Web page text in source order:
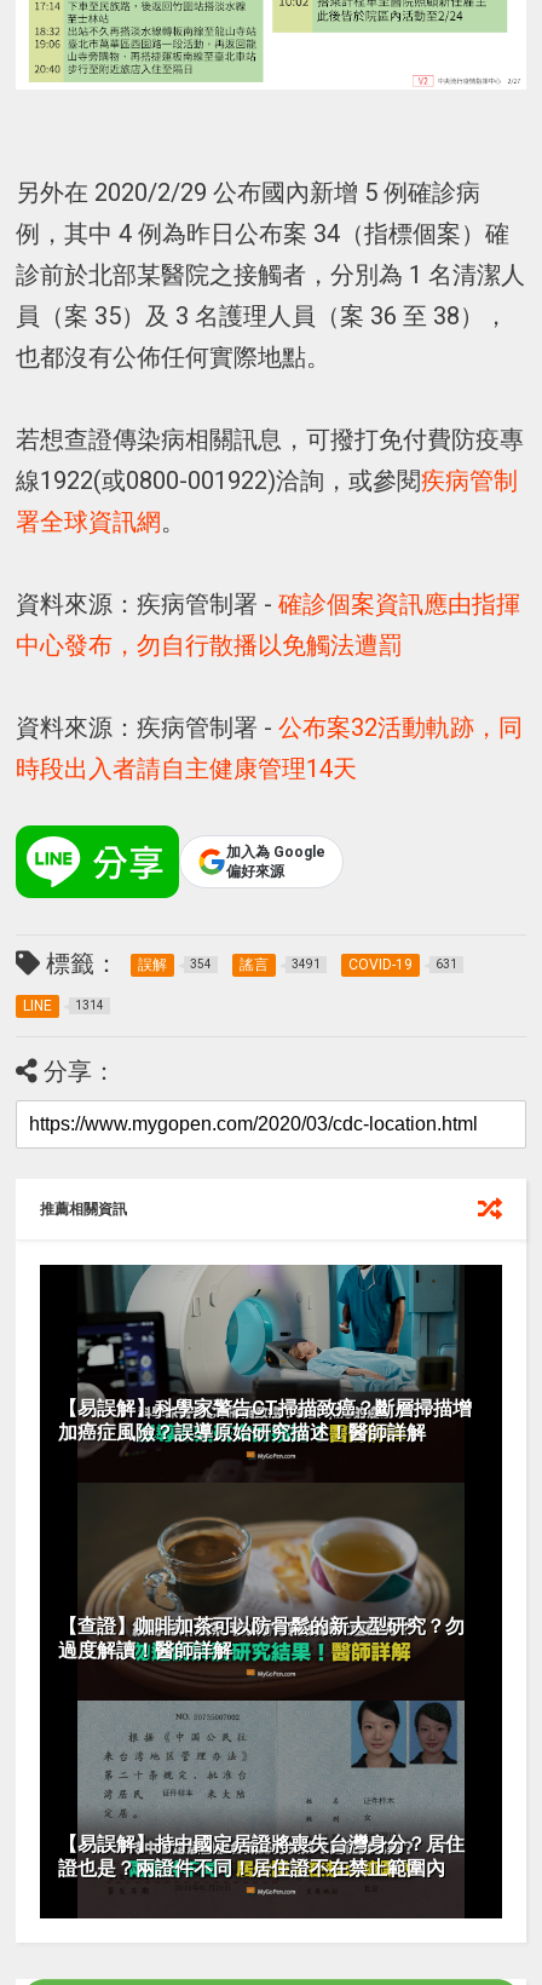
另外在 2020/2/29 公布國內新增 5 例確診病
例，其中 4 例為昨日公布案 34（指標個案）確
診前於北部某醫院之接觸者，分別為 1 名清潔人
員（案 35）及 3 名護理人員（案 36 至 38），
也都沒有公佈任何實際地點。
若想查證傳染病相關訊息，可撥打免付費防疫專
線1922(或0800-001922)洽詢，或參閱疾病管制
署全球資訊網。
資料來源：疾病管制署 -確診個案資訊應由指揮
中心發布，勿自行散播以免觸法遭罰
資料來源：疾病管制署 -公布案32活動軌跡，同
時段出入者請自主健康管理14天
加入為 Google
偏好來源
標籤： 誤解 354 謠言 3491 COVID-19 631
LINE 1314
分享：
推薦相關資訊
【易誤解】科學家警告CT掃描致癌？斷層掃描增
加癌症風險？誤導原始研究描述！醫師詳解
【查證】咖啡加茶可以防骨鬆的新大型研究？勿
過度解讀！醫師詳解
【易誤解】持中國定居證將喪失台灣身分？居住
證也是？兩證件不同！居住證不在禁止範圍內